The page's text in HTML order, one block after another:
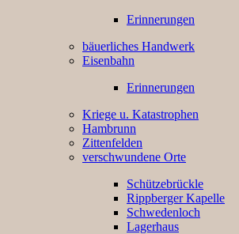
Erinnerungen
bäuerliches Handwerk
Eisenbahn
Erinnerungen
Kriege u. Katastrophen
Hambrunn
Zittenfelden
verschwundene Orte
Schützebrückle
Rippberger Kapelle
Schwedenloch
Lagerhaus